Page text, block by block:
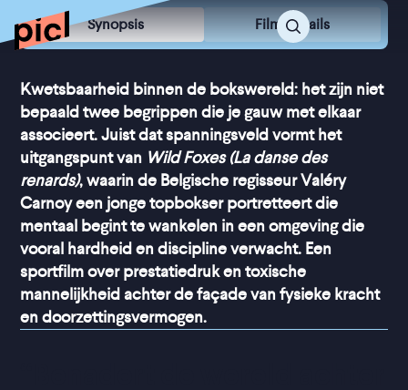
Synopsis Film Details
Kwetsbaarheid binnen de bokswereld: het zijn niet
bepaald twee begrippen die je gauw met elkaar
associeert. Juist dat spanningsveld vormt het
uitgangspunt van Wild Foxes (La danse des
renards), waarin de Belgische regisseur Valéry
Carnoy een jonge topbokser portretteert die
mentaal begint te wankelen in een omgeving die
vooral hardheid en discipline verwacht. Een
sportfilm over prestatiedruk en toxische
mannelijkheid achter de façade van fysieke kracht
en doorzettingsvermogen.